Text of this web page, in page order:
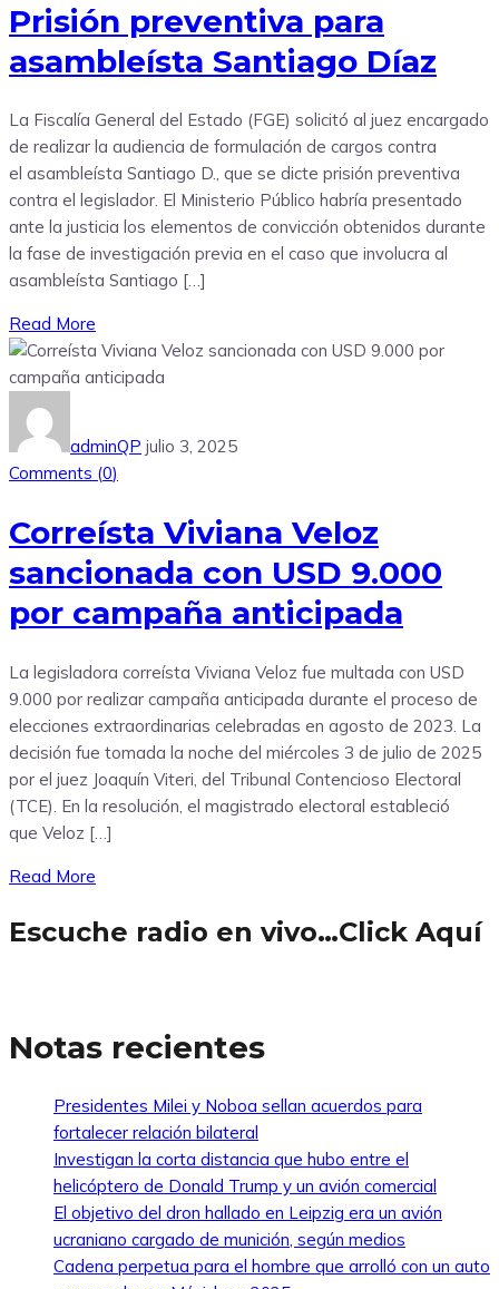
Prisión preventiva para
asambleísta Santiago Díaz
La Fiscalía General del Estado (FGE) solicitó al juez encargado
de realizar la audiencia de formulación de cargos contra
el asambleísta Santiago D., que se dicte prisión preventiva
contra el legislador. El Ministerio Público habría presentado
ante la justicia los elementos de convicción obtenidos durante
la fase de investigación previa en el caso que involucra al
asambleísta Santiago […]
Read More
adminQP julio 3, 2025
Comments (0)
Correísta Viviana Veloz
sancionada con USD 9.000
por campaña anticipada
La legisladora correísta Viviana Veloz fue multada con USD
9.000 por realizar campaña anticipada durante el proceso de
elecciones extraordinarias celebradas en agosto de 2023. La
decisión fue tomada la noche del miércoles 3 de julio de 2025
por el juez Joaquín Viteri, del Tribunal Contencioso Electoral
(TCE). En la resolución, el magistrado electoral estableció
que Veloz […]
Read More
Escuche radio en vivo…Click Aquí
Notas recientes
Presidentes Milei y Noboa sellan acuerdos para
fortalecer relación bilateral
Investigan la corta distancia que hubo entre el
helicóptero de Donald Trump y un avión comercial
El objetivo del dron hallado en Leipzig era un avión
ucraniano cargado de munición, según medios
Cadena perpetua para el hombre que arrolló con un auto